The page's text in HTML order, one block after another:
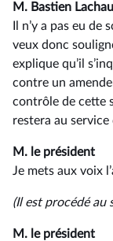
M. Bastien
Il n’y a pas eu
veux donc
explique qu’il
contre un
contrôle de cette
restera au service
M. le président
Je mets aux voix
(Il est procédé au
M. le président